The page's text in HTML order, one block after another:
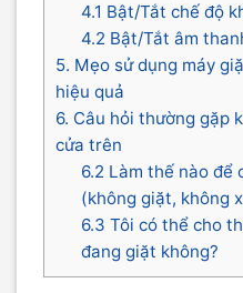
4.1 Bật/Tắt chế độ
4.2 Bật/Tắt âm
5. Mẹo sử dụng máy
hiệu quả
6. Câu hỏi thường gặp
cửa trên
6.2 Làm thế nào để
(không giặt, không
6.3 Tôi có thể cho
đang giặt không?